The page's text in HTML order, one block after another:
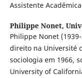
Assistente
Philippe Nonet,
Philippe Nonet
direito na Université
sociologia em 1966,
University of